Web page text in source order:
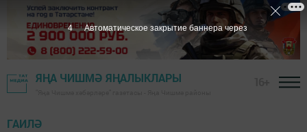
ЯҢА ЧИШМӘ ЯҢАЛЫКЛАРЫ
ГАИЛӘ
3 Автоматическое закрытие баннера через